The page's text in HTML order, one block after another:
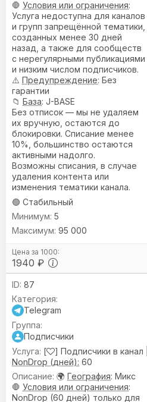
🛑 Условия или ограничения:
Услуга недоступна для каналов
и групп запрещённой тематики,
созданных менее 30 дней
назад, а также для сообществ
с нерегулярными публикациями
и низким числом подписчиков.
⚠️ Предупреждениe: Без
гарантии
📁 База: J-BASE
Без отписок — мы не удаляем
их вручную, остаются до
блокировки. Списание менее
10%, большинство остаются
активными надолго.
Возможны списания, в случае
удаления контента или
изменения тематики канала.
🟢 Стабильный
1940 ₽
5
95 000
87
Telegram
Подписчики
[
] Подписчики в канал |
NonDrop (дней): 60
🌍 География: Микс
🛑 Условия или ограничения:
NonDrop (60 дней) только для